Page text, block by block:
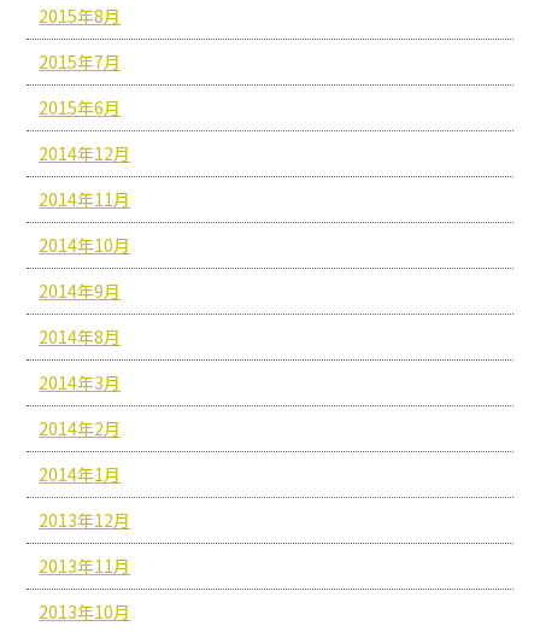
2015年8月
2015年7月
2015年6月
2014年12月
2014年11月
2014年10月
2014年9月
2014年8月
2014年3月
2014年2月
2014年1月
2013年12月
2013年11月
2013年10月